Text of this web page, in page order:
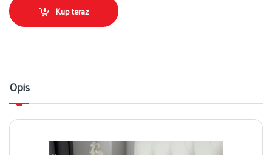
Kup teraz
Opis